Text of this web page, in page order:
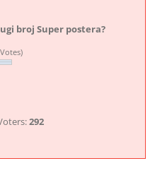
broj Super postera?
292